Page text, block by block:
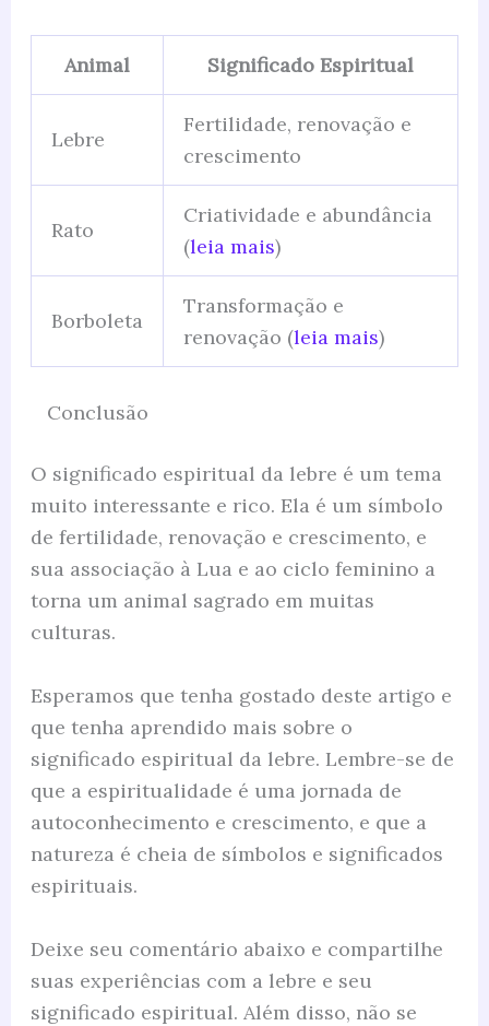
Animal Significado Espiritual
Lebre
Fertilidade, renovação e
crescimento
Rato
Criatividade e abundância
(leia mais)
Borboleta
Transformação e
renovação (leia mais)
Conclusão
O significado espiritual da lebre é um tema
muito interessante e rico. Ela é um símbolo
de fertilidade, renovação e crescimento, e
sua associação à Lua e ao ciclo feminino a
torna um animal sagrado em muitas
culturas.
Esperamos que tenha gostado deste artigo e
que tenha aprendido mais sobre o
significado espiritual da lebre. Lembre-se de
que a espiritualidade é uma jornada de
autoconhecimento e crescimento, e que a
natureza é cheia de símbolos e significados
espirituais.
Deixe seu comentário abaixo e compartilhe
suas experiências com a lebre e seu
significado espiritual. Além disso, não se